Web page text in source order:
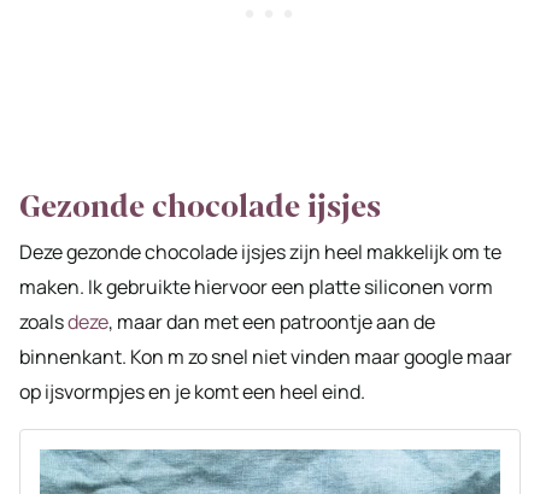
Gezonde chocolade ijsjes
Deze gezonde chocolade ijsjes zijn heel makkelijk om te
maken. Ik gebruikte hiervoor een platte siliconen vorm
zoalsdeze, maar dan met een patroontje aan de
binnenkant. Kon m zo snel niet vinden maar google maar
op ijsvormpjes en je komt een heel eind.